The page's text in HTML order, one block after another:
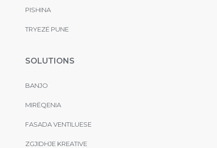
PISHINA
TRYEZË PUNE
SOLUTIONS
BANJO
MIRËQENIA
FASADA VENTILUESE
ZGJIDHJE KREATIVE